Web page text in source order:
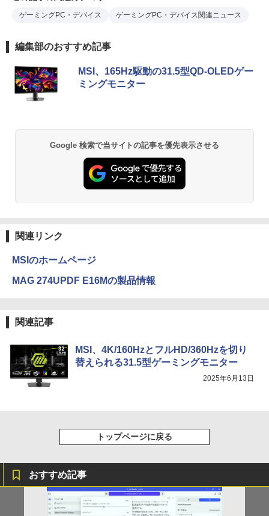
ゲーミングPC・デバイス ゲーミングPC・デバイス関連ニュース
編集部のおすすめ記事
MSI、165Hz駆動の31.5型QD-OLEDゲー
ミングモニター
Google 検索で当サイトの記事を優先表示させる
関連リンク
MSIのホームページ
MAG 274UPDF E16Mの製品情報
関連記事
MSI、4K/160HzとフルHD/360Hzを切り
替えられる31.5型ゲーミングモニター
2025年6月13日
トップページに戻る
おすすめ記事